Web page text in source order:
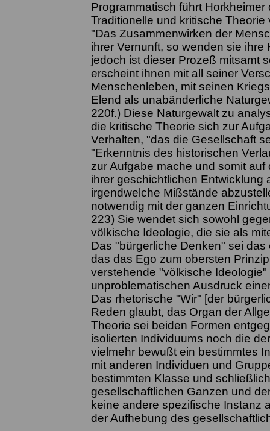
Programmatisch führt
Traditionelle und kritische Theorie
"Das Zusammenwirken der
ihrer Vernunft, so wenden sie
jedoch ist dieser Prozeß mitsamt
erscheint ihnen mit all seiner
Menschenleben, mit seinen
Elend als unabänderliche
220f.) Diese Naturgewalt zu
die kritische Theorie sich zur
Verhalten, "das die Gesellschaft
"Erkenntnis des historischen
zur Aufgabe mache und somit
ihrer geschichtlichen Entwicklung
irgendwelche Mißstände
notwendig mit der ganzen
223) Sie wendet sich sowohl
völkische Ideologie, die sie als
Das "bürgerliche Denken" sei
das das Ego zum obersten
verstehende "völkische
unproblematischen Ausdruck
Das rhetorische "Wir" [der
Reden glaubt, das Organ der
Theorie sei beiden Formen
isolierten Individuums noch die
vielmehr bewußt ein bestimmtes
mit anderen Individuen und
bestimmten Klasse und
gesellschaftlichen Ganzen und
keine andere spezifische Instanz
der Aufhebung des